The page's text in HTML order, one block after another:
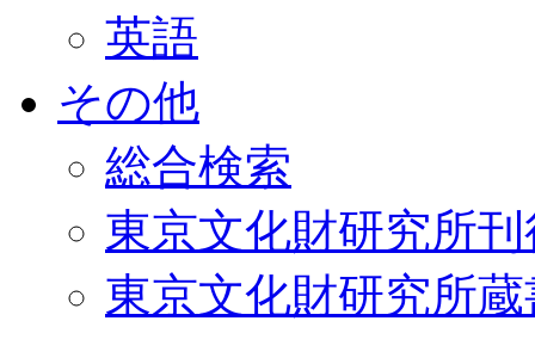
英語
その他
総合検索
東京文化財研究所
東京文化財研究所